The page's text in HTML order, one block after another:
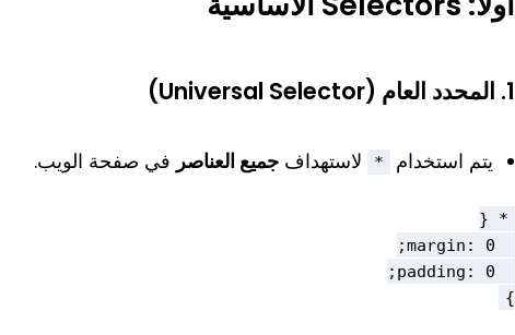
1. المحدد العام (Universal Selector)
يتم استخدام * لاستهداف جميع العناصر في صفحة الويب.
}